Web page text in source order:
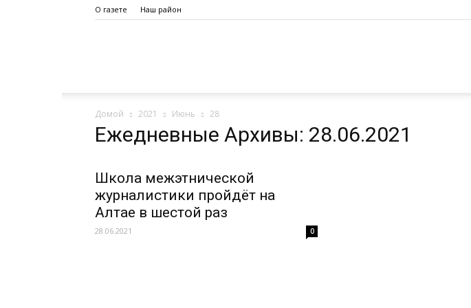
О газете Наш район
Октября
Домой 2021 Июнь 28
Ежедневные Архивы: 28.06.2021
Школа межэтнической
журналистики пройдёт на
Алтае в шестой раз
28.06.2021 0